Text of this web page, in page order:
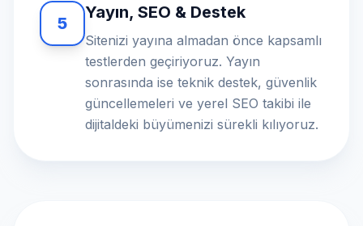
5
Yayın, SEO & Destek
Sitenizi yayına almadan önce kapsamlı
testlerden geçiriyoruz. Yayın
sonrasında ise teknik destek, güvenlik
güncellemeleri ve yerel SEO takibi ile
dijitaldeki büyümenizi sürekli kılıyoruz.